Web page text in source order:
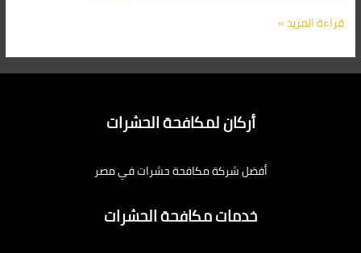
قراءة المزيد »
أركان لمكافحة الحشرات
أفضل شركة مكافحة حشرات في مصر
خدمات مكافحة الحشرات